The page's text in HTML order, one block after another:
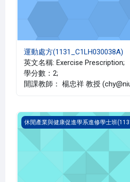
運動處方(1131_C1LH030038A)
英文名稱: Exercise Prescription;
學分數：2;
開課教師： 楊忠祥 教授
健康檢查與評估
休閒產業與健康促進學系進修學士班